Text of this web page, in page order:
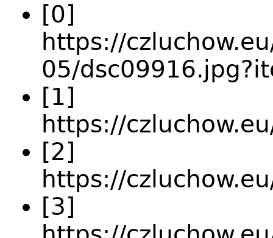
[0]
https://
05/
[1]
https://
[2]
https://
[3]